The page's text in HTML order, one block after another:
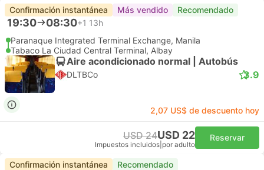
Confirmación instantánea Más vendido Recomendado
19:30 08:30+1 13h
Paranaque Integrated Terminal Exchange, Manila
Tabaco La Ciudad Central Terminal, Albay
Aire acondicionado normal | Autobús
DLTBCo 3.9
2,07 US$ de descuento hoy
USD 24USD 22
Impuestos incluidos por adulto
Reservar
Confirmación instantánea Recomendado